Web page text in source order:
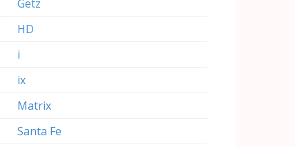
Getz
HD
i
ix
Matrix
Santa Fe